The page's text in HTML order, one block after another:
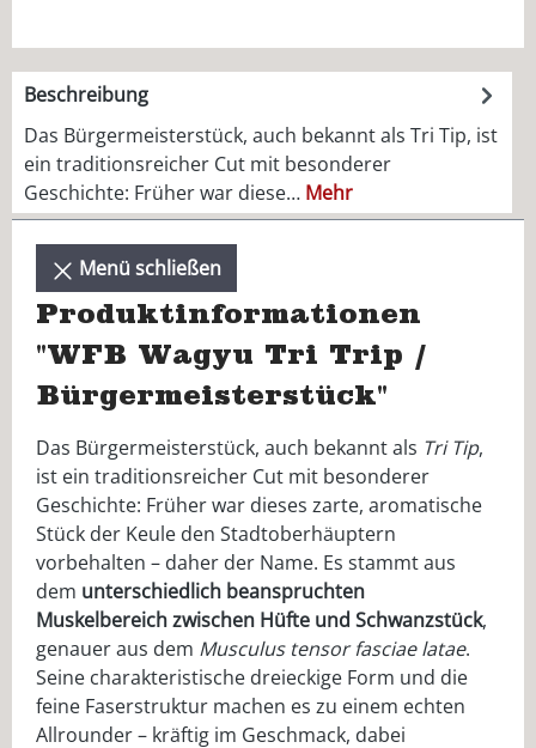
Beschreibung
Das Bürgermeisterstück, auch bekannt als Tri Tip, ist
ein traditionsreicher Cut mit besonderer
Geschichte: Früher war diese… Mehr
Menü schließen
Produktinformationen
"WFB Wagyu Tri Trip /
Bürgermeisterstück"
Das Bürgermeisterstück, auch bekannt als Tri Tip,
ist ein traditionsreicher Cut mit besonderer
Geschichte: Früher war dieses zarte, aromatische
Stück der Keule den Stadtoberhäuptern
vorbehalten – daher der Name. Es stammt aus
dem unterschiedlich beanspruchten
Muskelbereich zwischen Hüfte und Schwanzstück,
genauer aus dem Musculus tensor fasciae latae.
Seine charakteristische dreieckige Form und die
feine Faserstruktur machen es zu einem echten
Allrounder – kräftig im Geschmack, dabei